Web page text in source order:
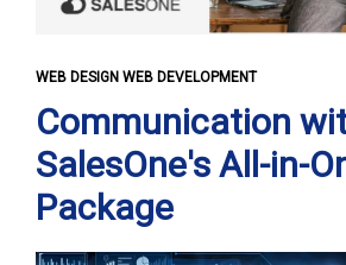
WEB DESIGN WEB DEVELOPMENT
Communication
SalesOne's All-in-
Package